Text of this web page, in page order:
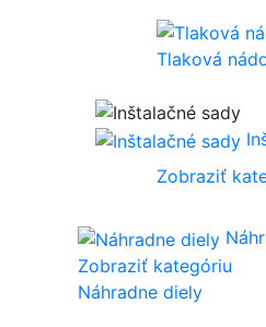
Tlaková
Zobraziť
Zobraziť kategóriu
Náhradne diely